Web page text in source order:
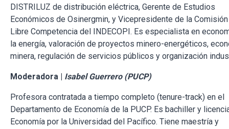
DISTRILUZ de distribución eléctrica, Gerente de Estudios
Económicos de Osinergmin, y Vicepresidente de la
Libre Competencia del INDECOPI. Es especialista en
la energía, valoración de proyectos minero-energéticos,
minera, regulación de servicios públicos y organización
Moderadora | Isabel Guerrero (PUCP)
Profesora contratada a tiempo completo (tenure-track) en el
Departamento de Economía de la PUCP. Es bachiller y
Economía por la Universidad del Pacífico. Tiene maestría y